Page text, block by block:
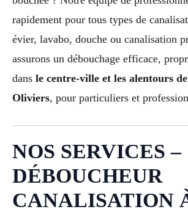
rapidement pour tous types de
évier, lavabo, douche ou canalisation
assurons un débouchage efficace,
dans le centre-ville et les alentours
Oliviers, pour particuliers et
NOS SERVICES –
DÉBOUCHEUR
CANALISATION